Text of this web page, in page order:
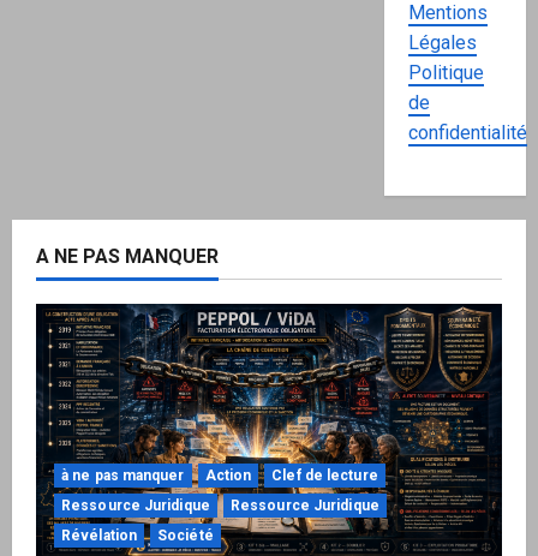
Mentions
Légales
Politique
de
confidentialité
A NE PAS MANQUER
à ne pas manquer Action
Clef de lecture
Ressource Juridique
Ressource Juridique
Révélation
Société